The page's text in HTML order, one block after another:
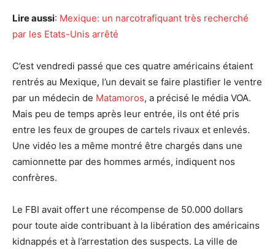
Lire aussi: Mexique: un narcotrafiquant très recherché
par les Etats-Unis arrêté
C’est vendredi passé que ces quatre américains étaient
rentrés au Mexique, l’un devait se faire plastifier le ventre
par un médecin de Matamoros, a précisé le média VOA.
Mais peu de temps après leur entrée, ils ont été pris
entre les feux de groupes de cartels rivaux et enlevés.
Une vidéo les a même montré être chargés dans une
camionnette par des hommes armés, indiquent nos
confrères.
Le FBI avait offert une récompense de 50.000 dollars
pour toute aide contribuant à la libération des américains
kidnappés et à l’arrestation des suspects. La ville de